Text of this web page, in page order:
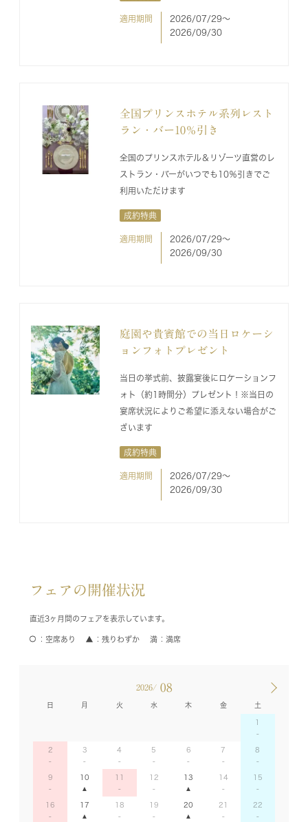
適用期間
2026/07/29〜
2026/09/30
全国プリンスホテル系列レスト
ラン・バー10％引き
全国のプリンスホテル＆リゾーツ直営のレ
ストラン・バーがいつでも10％引きでご
利用いただけます
成約特典
適用期間
2026/07/29〜
2026/09/30
庭園や貴賓館での当日ロケーシ
ョンフォトプレゼント
当日の挙式前、披露宴後にロケーションフ
ォト（約1時間分）プレゼント！※当日の
宴席状況によりご希望に添えない場合がご
ざいます
成約特典
適用期間
2026/07/29〜
2026/09/30
フェアの開催状況
直近3ヶ月間のフェアを表示しています。
空席あり 残りわずか 満席
2026/ 08
日 月 火 水 木 金 土
1
2 3 4 5 6 7 8
9 10 11 12 13 14 15
16 17 18 19 20 21 22